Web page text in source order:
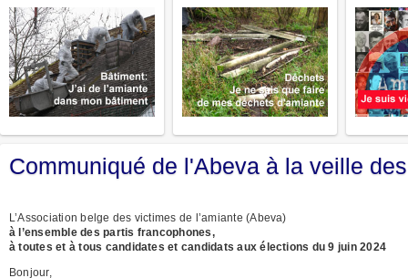
Communiqué de l'Abeva à la veille
L’Association belge des victimes de l’amiante (Abeva)
à l’ensemble des partis francophones,
à toutes et à tous candidates et candidats aux élections du 9 juin 2024
Bonjour,